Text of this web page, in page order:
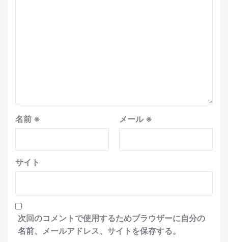
名前 ※ メール※
サイト
次回のコメントで使用するためブラウザーに自分の
名前、メールアドレス、サイトを保存する。